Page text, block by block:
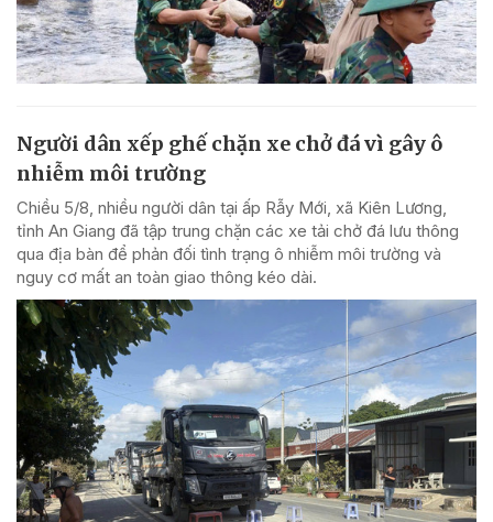
Người dân xếp ghế chặn xe chở đá vì gây ô
nhiễm môi trường
Chiều 5/8, nhiều người dân tại ấp Rẫy Mới, xã Kiên Lương,
tỉnh An Giang đã tập trung chặn các xe tải chở đá lưu thông
qua địa bàn để phản đối tình trạng ô nhiễm môi trường và
nguy cơ mất an toàn giao thông kéo dài.